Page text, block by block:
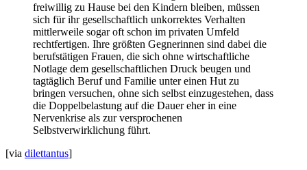
freiwillig zu Hause bei den Kindern bleiben, müssen
sich für ihr gesellschaftlich unkorrektes Verhalten
mittlerweile sogar oft schon im privaten Umfeld
rechtfertigen. Ihre größten Gegnerinnen sind dabei die
berufstätigen Frauen, die sich ohne wirtschaftliche
Notlage dem gesellschaftlichen Druck beugen und
tagtäglich Beruf und Familie unter einen Hut zu
bringen versuchen, ohne sich selbst einzugestehen, dass
die Doppelbelastung auf die Dauer eher in eine
Nervenkrise als zur versprochenen
Selbstverwirklichung führt.
[via dilettantus]